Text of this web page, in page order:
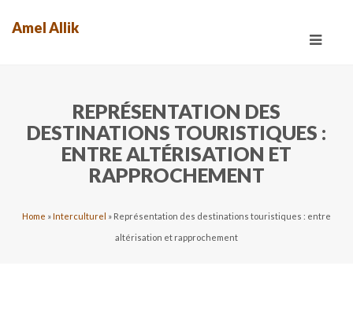
Toggle
Amel Allik
REPRÉSENTATION DES
DESTINATIONS TOURISTIQUES :
ENTRE ALTÉRISATION ET
RAPPROCHEMENT
Home »Interculturel » Représentation des destinations touristiques : entre
altérisation et rapprochement